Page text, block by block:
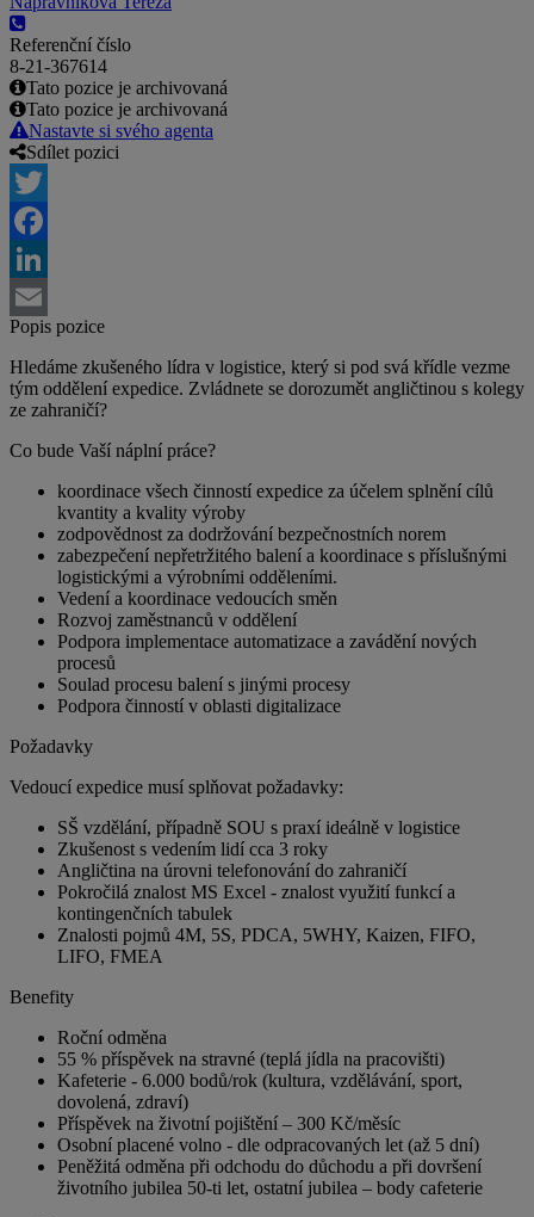
Referenční číslo
8-21-367614
Tato pozice je archivovaná
Tato pozice je archivovaná
Nastavte si svého agenta
Sdílet pozici
Twitter
Facebook
LinkedIn
Email
Popis pozice
Hledáme zkušeného lídra v logistice, který si pod svá křídle vezme
tým oddělení expedice. Zvládnete se dorozumět angličtinou s kolegy
ze zahraničí?
Co bude Vaší náplní práce?
koordinace všech činností expedice za účelem splnění cílů
kvantity a kvality výroby
zodpovědnost za dodržování bezpečnostních norem
zabezpečení nepřetržitého balení a koordinace s příslušnými
logistickými a výrobními odděleními.
Vedení a koordinace vedoucích směn
Rozvoj zaměstnanců v oddělení
Podpora implementace automatizace a zavádění nových
procesů
Soulad procesu balení s jinými procesy
Podpora činností v oblasti digitalizace
Požadavky
Vedoucí expedice musí splňovat požadavky:
SŠ vzdělání, případně SOU s praxí ideálně v logistice
Zkušenost s vedením lidí cca 3 roky
Angličtina na úrovni telefonování do zahraničí
Pokročilá znalost MS Excel - znalost využití funkcí a
kontingenčních tabulek
Znalosti pojmů 4M, 5S, PDCA, 5WHY, Kaizen, FIFO,
LIFO, FMEA
Benefity
Roční odměna
55 % příspěvek na stravné (teplá jídla na pracovišti)
Kafeterie - 6.000 bodů/rok (kultura, vzdělávání, sport,
dovolená, zdraví)
Příspěvek na životní pojištění – 300 Kč/měsíc
Osobní placené volno - dle odpracovaných let (až 5 dní)
Peněžitá odměna při odchodu do důchodu a při dovršení
životního jubilea 50-ti let, ostatní jubilea – body cafeterie